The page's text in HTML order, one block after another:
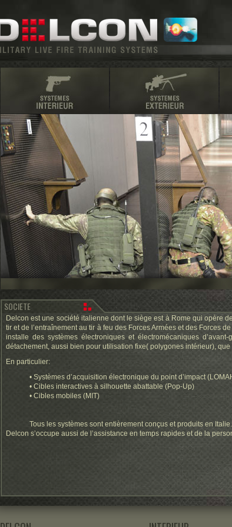
Delcon est une société italienne dont le siège est à Rome qui opère
tir et de l’entraînement au tir à feu des Forces Armées et des Forces
installe des systèmes électroniques et électromécaniques
détachement, aussi bien pour utilisation fixe( polygones intérieur),
En particulier:
• Systèmes d’acquisition électronique du point d’impact
• Cibles interactives à silhouette abattable (Pop-Up)
• Cibles mobiles (MIT)
Tous les systèmes sont entièrement conçus et produits en Italie.
Delcon s’occupe aussi de l’assistance en temps rapides et de la
SOCIETE